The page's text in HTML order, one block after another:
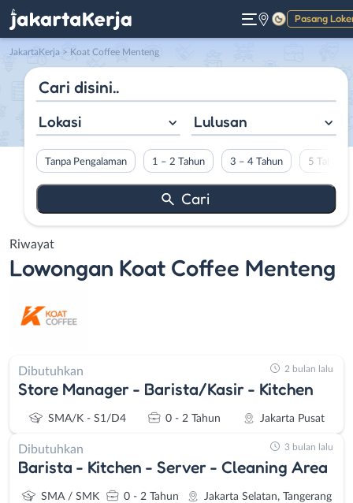
Pasang
Gelap
JakartaKerja > Koat Coffee Menteng
Lokasi Lulusan
Tanpa Pengalaman 1 – 2 Tahun 3 – 4 Tahun 5 Tahun
Riwayat
Lowongan Koat Coffee Menteng
Dibutuhkan
Store Manager - Barista/Kasir - Kitchen
SMA/K - S1/D4 0 - 2 Tahun Jakarta Pusat
2 bulan lalu
Dibutuhkan
Barista - Kitchen - Server - Cleaning Area
SMA / SMK 0 - 2 Tahun Jakarta Selatan, Tangerang
3 bulan lalu